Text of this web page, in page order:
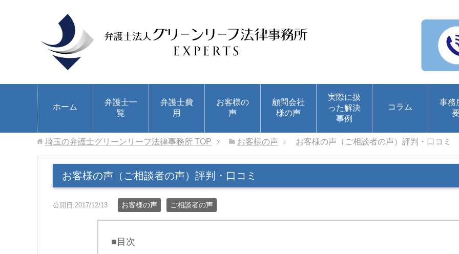
ホーム
弁護士一
覧
弁護士費
用
お客様の
声
顧問会社
様の声
実際に扱
った解決
事例
コラム
事務
埼玉の弁護士グリーンリーフ法律事務所 TOP お客様の声 お客様の声（ご相談者の声）評判・口コミ
お客様の声（ご相談者の声）評判・口コミ
公開日:2017/12/13 お客様の声 ご相談者の声
■目次